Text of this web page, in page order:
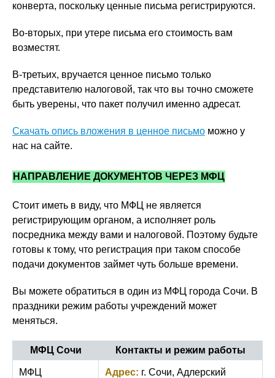
конверта, поскольку ценные письма регистрируются.
Во-вторых, при утере письма его стоимость вам
возместят.
В-третьих, вручается ценное письмо только
представителю налоговой, так что вы точно сможете
быть уверены, что пакет получил именно адресат.
Скачать опись вложения в ценное письмо можно у
нас на сайте.
НАПРАВЛЕНИЕ ДОКУМЕНТОВ ЧЕРЕЗ МФЦ
Стоит иметь в виду, что МФЦ не является
регистрирующим органом, а исполняет роль
посредника между вами и налоговой. Поэтому будьте
готовы к тому, что регистрация при таком способе
подачи документов займет чуть больше времени.
Вы можете обратиться в один из МФЦ города Сочи. В
праздники режим работы учреждений может
меняться.
МФЦ Сочи Контакты и режим работы
МФЦ
Адрес: г. Сочи, Адлерский